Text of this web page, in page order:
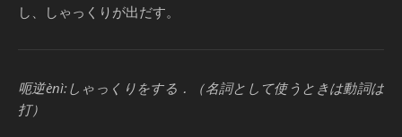
し、しゃっくりが出だす。
呃逆ènì:しゃっくりをする．（名詞として使うときは動詞は
打）